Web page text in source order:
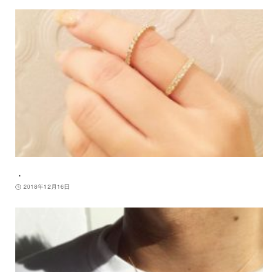
．
2018年12月16日